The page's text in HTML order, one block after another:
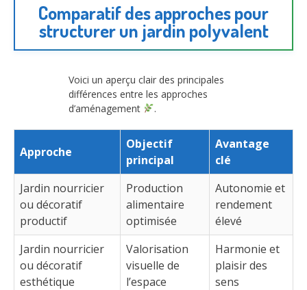
Comparatif des approches pour
structurer un jardin polyvalent
Voici un aperçu clair des principales
différences entre les approches
d’aménagement
.
Approche
Objectif
principal
Avantage
clé
Jardin nourricier
ou décoratif
productif
Production
alimentaire
optimisée
Autonomie et
rendement
élevé
Jardin nourricier
ou décoratif
esthétique
Valorisation
visuelle de
l’espace
Harmonie et
plaisir des
sens